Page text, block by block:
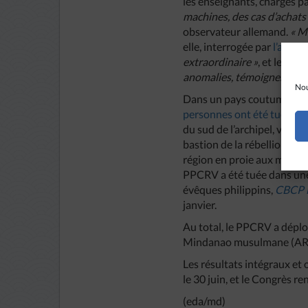
machines, des cas
observateur allemand. «
elle, interrogée par
extraordinaire », et les
anomalies, témoignent
Dans un pays coutumier
personnes ont été tuées
du sud de l’archipel,
bastion de la rébellion
région en proie aux
PPCRV a été tuée dans
évêques philippins, CBCP
janvier.
Au total, le PPCRV a
Mindanao musulmane
Les résultats intégraux et
le 30 juin, et le Congrès
(eda/md)